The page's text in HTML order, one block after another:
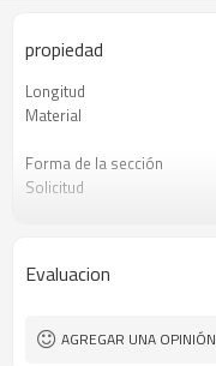
propiedad
Longitud
Material
Forma de la sección
Solicitud
Evaluacion
AGREGAR UNA OPINIÓN